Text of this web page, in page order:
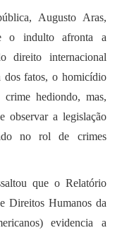
Augusto Aras,
o indulto afronta a
direito internacional
dos fatos, o homicídio
hediondo, mas,
observar a legislação
no rol de crimes
que o Relatório
Direitos Humanos da
evidencia a